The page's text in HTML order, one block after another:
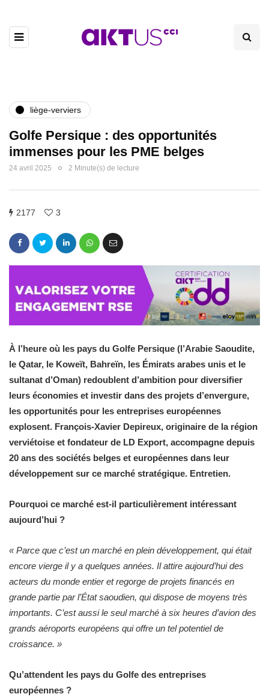
liège-verviers
Golfe Persique : des opportunités
immenses pour les PME belges
24 avril 2025 2 Minute(s) de lecture
2177 3
À l’heure où les pays du Golfe Persique (l’Arabie Saoudite,
le Qatar, le Koweït, Bahreïn, les Émirats arabes unis et le
sultanat d’Oman) redoublent d’ambition pour diversifier
leurs économies et investir dans des projets d’envergure,
les opportunités pour les entreprises européennes
explosent. François-Xavier Depireux, originaire de la région
verviétoise et fondateur de LD Export, accompagne depuis
20 ans des sociétés belges et européennes dans leur
développement sur ce marché stratégique. Entretien.
Pourquoi ce marché est-il particulièrement intéressant
aujourd’hui ?
« Parce que c’est un marché en plein développement, qui était
encore vierge il y a quelques années. Il attire aujourd’hui des
acteurs du monde entier et regorge de projets financés en
grande partie par l’État saoudien, qui dispose de moyens très
importants. C’est aussi le seul marché à six heures d’avion des
grands aéroports européens qui offre un tel potentiel de
croissance. »
Qu’attendent les pays du Golfe des entreprises
européennes ?